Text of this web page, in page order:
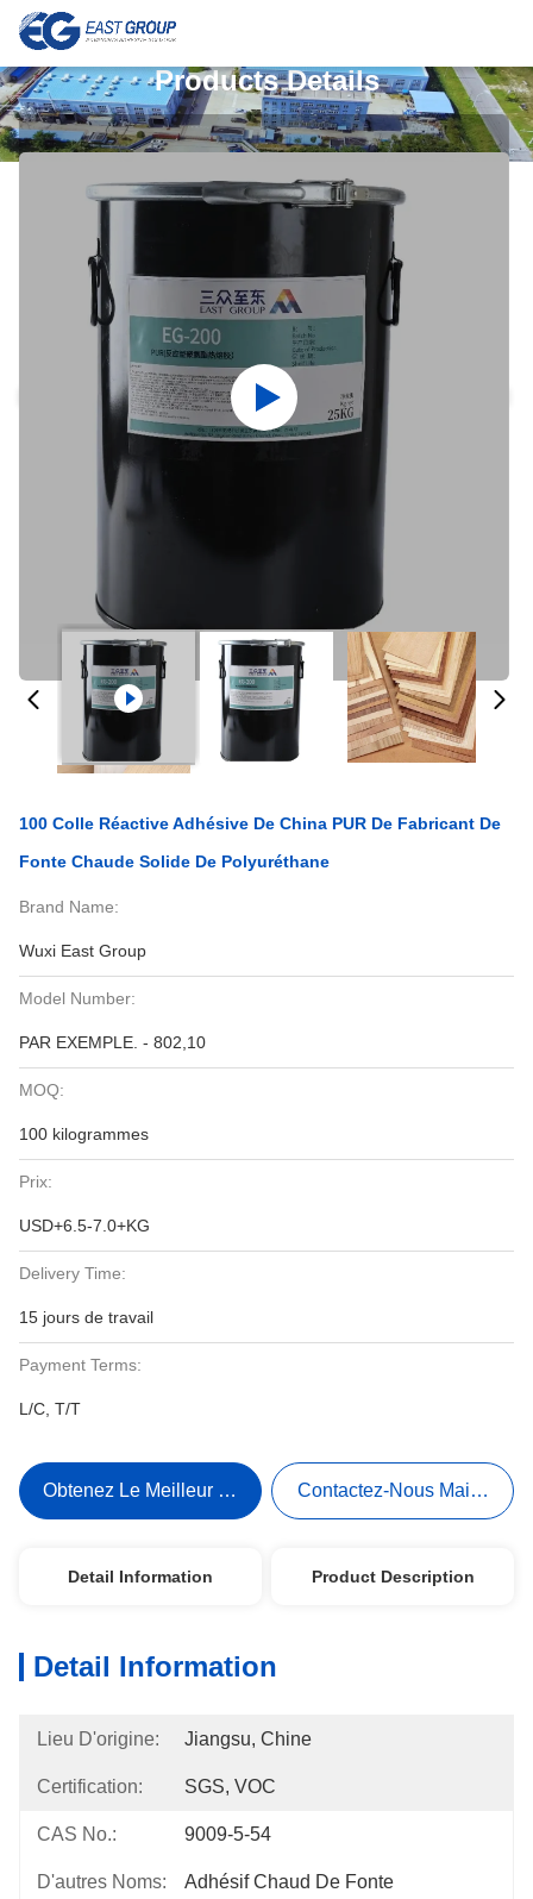
Products Details
100 Colle Réactive Adhésive De China PUR De Fabricant De
Fonte Chaude Solide De Polyuréthane
Brand Name:
Wuxi East Group
Model Number:
PAR EXEMPLE. - 802,10
MOQ:
100 kilogrammes
Prix:
USD+6.5-7.0+KG
Delivery Time:
15 jours de travail
Payment Terms:
L/C, T/T
Obtenez Le Meilleur Prix Contactez-Nous Maintenant
Detail Information Product Description
Detail Information
Lieu D'origine: Jiangsu, Chine
Certification: SGS, VOC
CAS No.: 9009-5-54
D'autres Noms: Adhésif Chaud De Fonte